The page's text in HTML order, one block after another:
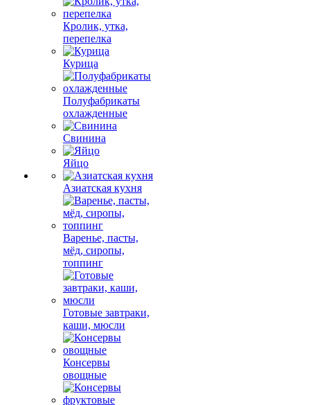
Кролик, утка,
перепелка
Курица
Полуфабрикаты
охлажденные
Свинина
Яйцо
Азиатская кухня
Варенье, пасты,
мёд, сиропы,
топпинг
Готовые завтраки,
каши, мюсли
Консервы
овощные